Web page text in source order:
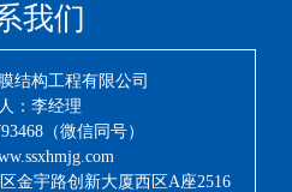
我们
结构工程有限公司
：李经理
（微信同号）
金宇路创新大厦西区A座2516